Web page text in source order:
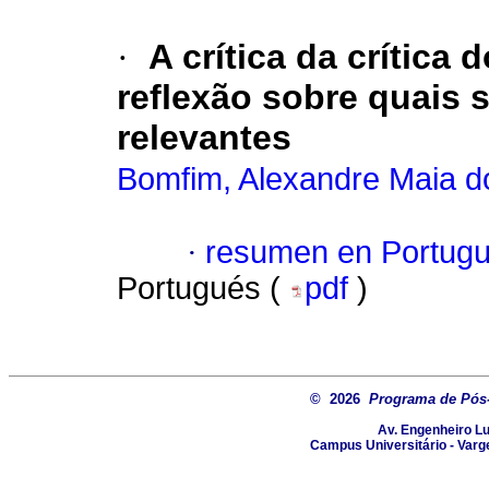
·
A crítica da crítica
reflexão sobre quais
relevantes
Bomfim, Alexandre Maia
· resumen en
Portugués (
pdf )
© 2026 Programa de
Av. Engenheiro
Campus Universitário -